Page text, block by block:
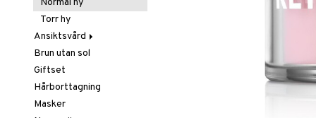
Gift Set
Håravfall
Hårfärg
Hårkur
Inpackning
Leave-in balsam
Schampo
Normal hy
Torr hy
Ansiktsvård
Ansiktsvatten
Ögon makeup remover
Rengöring
Brun utan sol
Giftset
Hårborttagning
Masker